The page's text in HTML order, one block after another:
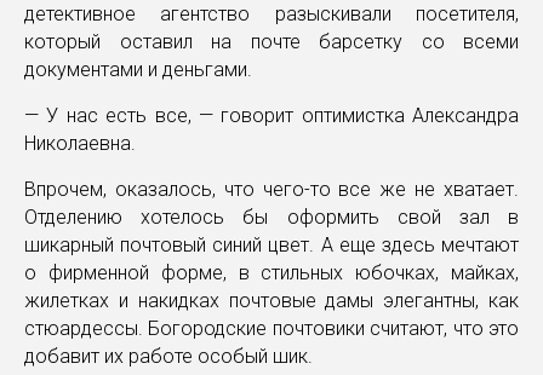
детективное агентство разыскивали посетителя,
который оставил на почте барсетку со всеми
документами и деньгами.
— У нас есть все, — говорит оптимистка Александра
Николаевна.
Впрочем, оказалось, что чего-то все же не хватает.
Отделению хотелось бы оформить свой зал в
шикарный почтовый синий цвет. А еще здесь мечтают
о фирменной форме, в стильных юбочках, майках,
жилетках и накидках почтовые дамы элегантны, как
стюардессы. Богородские почтовики считают, что это
добавит их работе особый шик.